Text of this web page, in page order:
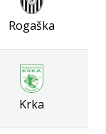
Rogaška
Krka